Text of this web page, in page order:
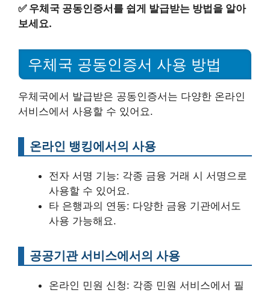
✅ 우체국 공동인증서를 쉽게 발급받는 방법을 알아
보세요.
우체국 공동인증서 사용 방법
우체국에서 발급받은 공동인증서는 다양한 온라인
서비스에서 사용할 수 있어요.
온라인 뱅킹에서의 사용
전자 서명 기능: 각종 금융 거래 시 서명으로
사용할 수 있어요.
타 은행과의 연동: 다양한 금융 기관에서도
사용 가능해요.
공공기관 서비스에서의 사용
온라인 민원 신청: 각종 민원 서비스에서 필